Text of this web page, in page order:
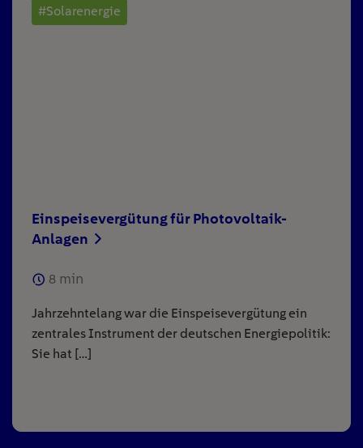
#Solarenergie
Einspeisevergütung für Photovoltaik-
Anlagen
8 min
Jahrzehntelang war die Einspeisevergütung ein
zentrales Instrument der deutschen Energiepolitik:
Sie hat […]